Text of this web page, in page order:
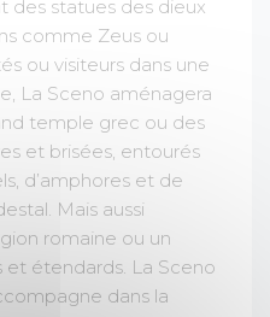
des statues des dieux
comme Zeus ou
ou visiteurs dans une
La Sceno aménagera
temple grec ou des
et brisées, entourés
d’amphores et de
Mais aussi
romaine ou un
étendards. La Sceno
dans la